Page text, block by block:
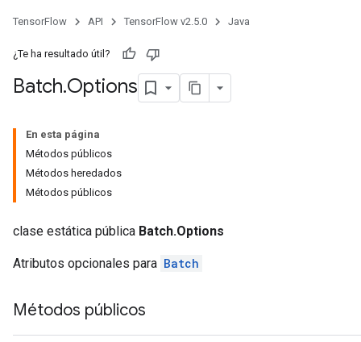
TensorFlow API TensorFlow v2.5.0 Java
¿Te ha resultado útil?
Batch.Options
En esta página
Métodos públicos
Métodos heredados
Métodos públicos
clase estática pública Batch.Options
Atributos opcionales para Batch
Métodos públicos